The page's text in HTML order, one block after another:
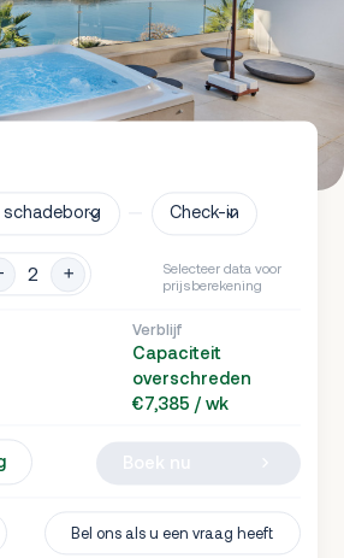
schadeborg Check-in
Selecteer data voor
prijsberekening
Verblijf
Capaciteit
overschreden
€7,385 / wk
Bel ons als u een vraag heeft